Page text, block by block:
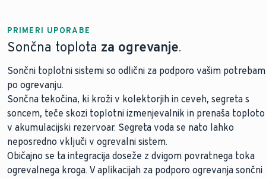
PRIMERI UPORABE
Sončna toplota za ogrevanje.
Sončni toplotni sistemi so odlični za podporo vašim potrebam
po ogrevanju.
Sončna tekočina, ki kroži v kolektorjih in ceveh, segreta s
soncem, teče skozi toplotni izmenjevalnik in prenaša toploto
v akumulacijski rezervoar. Segreta voda se nato lahko
neposredno vključi v ogrevalni sistem.
Običajno se ta integracija doseže z dvigom povratnega toka
ogrevalnega kroga. V aplikacijah za podporo ogrevanja sončni